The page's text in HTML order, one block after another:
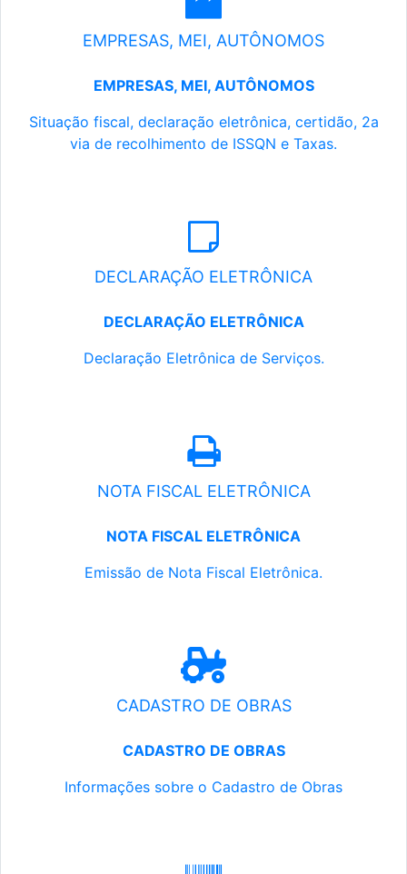
EMPRESAS, MEI, AUTÔNOMOS
EMPRESAS, MEI, AUTÔNOMOS
Situação fiscal, declaração eletrônica, certidão, 2a
via de recolhimento de ISSQN e Taxas.
DECLARAÇÃO ELETRÔNICA
DECLARAÇÃO ELETRÔNICA
Declaração Eletrônica de Serviços.
NOTA FISCAL ELETRÔNICA
NOTA FISCAL ELETRÔNICA
Emissão de Nota Fiscal Eletrônica.
CADASTRO DE OBRAS
CADASTRO DE OBRAS
Informações sobre o Cadastro de Obras